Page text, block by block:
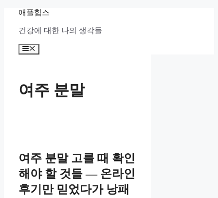
애플힙스
건강에 대한 나의 생각들
메
여주 분말
여주 분말 고를 때 확인
해야 할 것들 — 온라인
후기만 믿었다가 낭패